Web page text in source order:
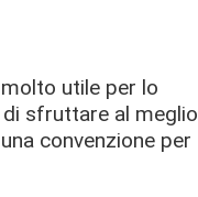
utile per lo
sfruttare al meglio
convenzione per